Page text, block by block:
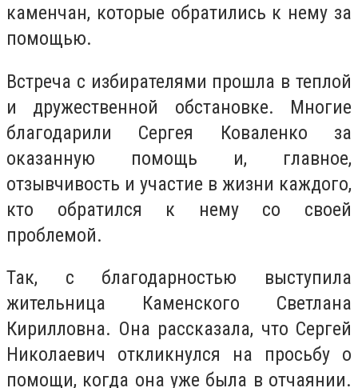
каменчан, которые обратились к нему за
помощью.
Встреча с избирателями прошла в теплой
и дружественной обстановке. Многие
благодарили Сергея Коваленко за
оказанную помощь и, главное,
отзывчивость и участие в жизни каждого,
кто обратился к нему со своей
проблемой.
Так, с благодарностью выступила
жительница Каменского Светлана
Кирилловна. Она рассказала, что Сергей
Николаевич откликнулся на просьбу о
помощи, когда она уже была в отчаянии.